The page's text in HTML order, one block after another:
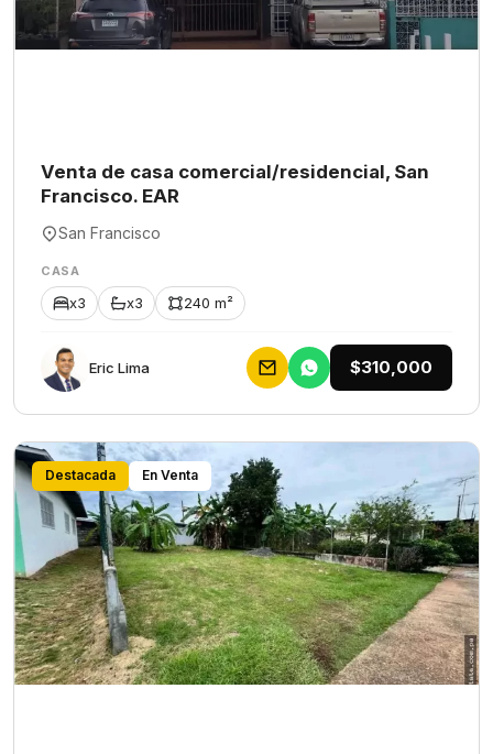
Venta de casa comercial/residencial, San
Francisco. EAR
San Francisco
CASA
x3 x3 240 m²
Eric Lima $310,000
Destacada En Venta